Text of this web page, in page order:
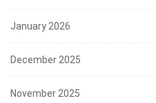
January 2026
December 2025
November 2025